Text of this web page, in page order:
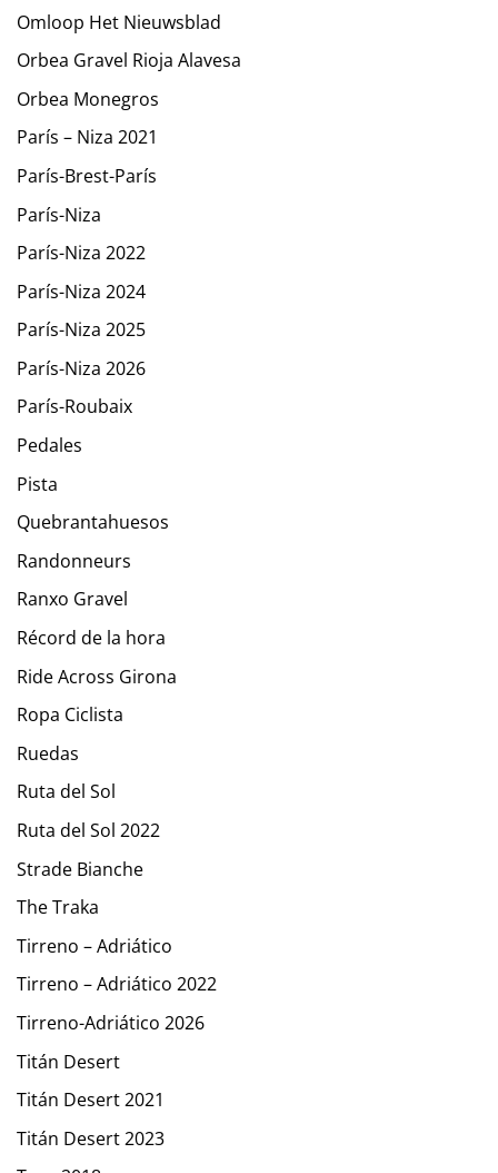
Omloop Het Nieuwsblad
Orbea Gravel Rioja Alavesa
Orbea Monegros
París – Niza 2021
París-Brest-París
París-Niza
París-Niza 2022
París-Niza 2024
París-Niza 2025
París-Niza 2026
París-Roubaix
Pedales
Pista
Quebrantahuesos
Randonneurs
Ranxo Gravel
Récord de la hora
Ride Across Girona
Ropa Ciclista
Ruedas
Ruta del Sol
Ruta del Sol 2022
Strade Bianche
The Traka
Tirreno – Adriático
Tirreno – Adriático 2022
Tirreno-Adriático 2026
Titán Desert
Titán Desert 2021
Titán Desert 2023